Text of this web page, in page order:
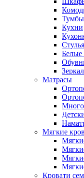
Тумбы
Кухни
Стулья
Белые
Матрасы
Мягкие
Кровати